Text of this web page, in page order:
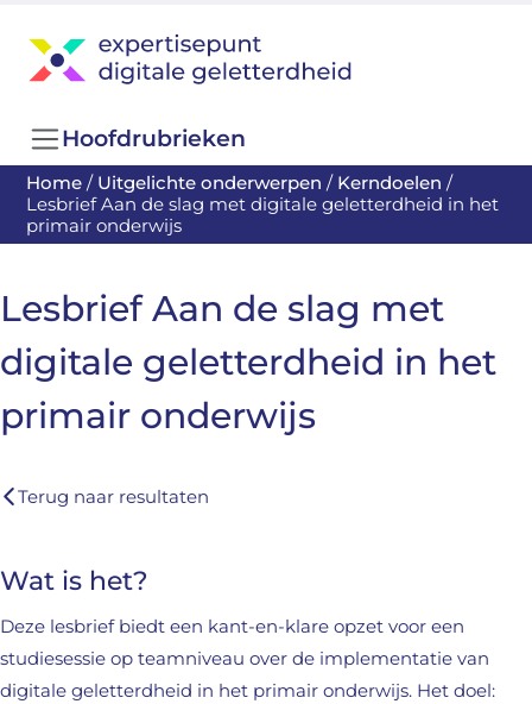
Hoofdrubrieken
Home / Uitgelichte onderwerpen / Kerndoelen /
Lesbrief Aan de slag met digitale geletterdheid in het
primair onderwijs
Lesbrief Aan de slag met
digitale geletterdheid in het
primair onderwijs
Terug naar resultaten
Wat is het?
Deze lesbrief biedt een kant-en-klare opzet voor een
studiesessie op teamniveau over de implementatie van
digitale geletterdheid in het primair onderwijs. Het doel: